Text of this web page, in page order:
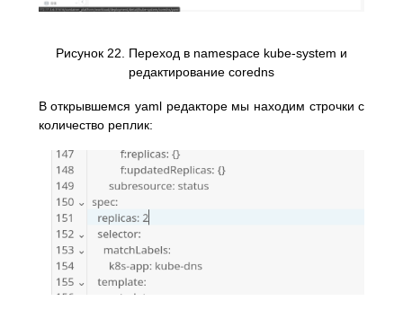
Рисунок 22. Переход в namespace kube-system и
редактирование coredns
В открывшемся yaml редакторе мы находим строчки с
количество реплик: